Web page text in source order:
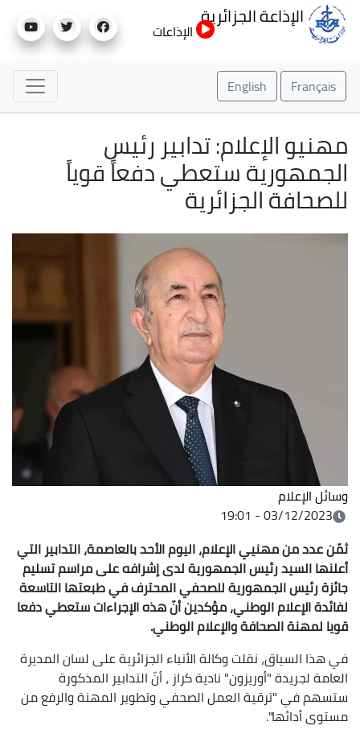
إلى
الإذاعة الجزائرية
الإذاعات
Français
English
مهنيو الإعلام: تدابير رئيس
الجمهورية ستعطي دفعاً قوياً
للصحافة الجزائرية
وسائل الإعلام
03/12/2023 - 19:01
ثمّن عدد من مهنيي الإعلام، اليومالأحد بالعاصمة، التدابير التي
أعلنها السيد رئيس الجمهورية لدى إشرافه على مراسم تسليم
جائزة رئيس الجمهورية للصحفيالمحترف في طبعتها التاسعة
لفائدة الإعلام الوطني، مؤكدين أنّ هذه الإجراءاتستعطي دفعا
قويا لمهنة الصحافة والإعلام الوطني.
في هذا السياق، نقلت وكالة الأنباء الجزائرية على لسان المديرة
العامة لجريدة "أوريزون" نادية كراز ، أنّ التدابير المذكورة
ستسهم في "ترقية العمل الصحفي وتطوير المهنة والرفع من
مستوى أدائها".